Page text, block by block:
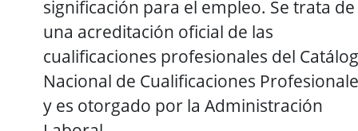
significación para el empleo. Se trata de
una acreditación oficial de las
cualificaciones profesionales del
Nacional de Cualificaciones
y es otorgado por la Administración